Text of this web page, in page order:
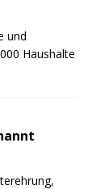
und
Haushalte